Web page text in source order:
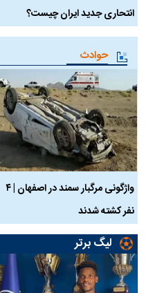
انتحاری جدید ایران چیست؟
حوادث
واژگونی مرگبار سمند در اصفهان | ۴
نفر کشته شدند
لیگ برتر